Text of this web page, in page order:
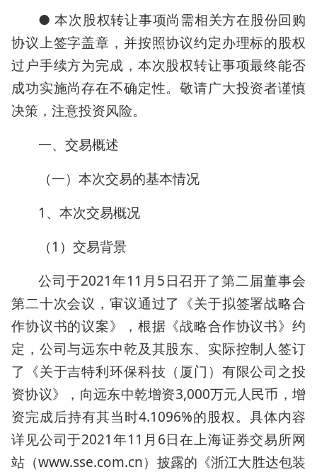
● 本次股权转让事项尚需相关方在股份回购
协议上签字盖章，并按照协议约定办理标的股权
过户手续方为完成，本次股权转让事项最终能否
成功实施尚存在不确定性。敬请广大投资者谨慎
决策，注意投资风险。
一、交易概述
（一）本次交易的基本情况
1、本次交易概况
（1）交易背景
公司于2021年11月5日召开了第二届董事会
第二十次会议，审议通过了《关于拟签署战略合
作协议书的议案》，根据《战略合作协议书》约
定，公司与远东中乾及其股东、实际控制人签订
了《关于吉特利环保科技（厦门）有限公司之投
资协议》，向远东中乾增资3,000万元人民币，增
资完成后持有其当时4.1096%的股权。具体内容
详见公司于2021年11月6日在上海证券交易所网
站（www.sse.com.cn）披露的《浙江大胜达包装